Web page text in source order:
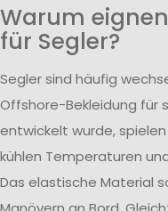
Warum
für Segler?
Segler sind häufig
Offshore-Bekleidung für
entwickelt wurde,
kühlen Temperaturen
Das elastische Material